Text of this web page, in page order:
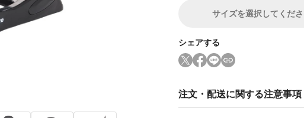
サイズを選択してくだ
シェアする
注文・配送に関する注意事項